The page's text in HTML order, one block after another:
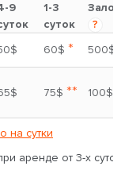
9
1-3
суток
Залог
?
60$ *
500$
75$ ** 100$
на сутки
аренде от 3-х суток